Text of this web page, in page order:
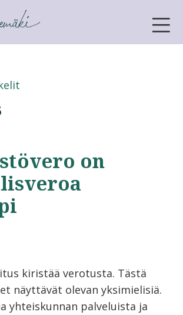
on
kiristää verotusta. Tästä
näyttävät olevan yksimielisiä.
yhteiskunnan palveluista ja